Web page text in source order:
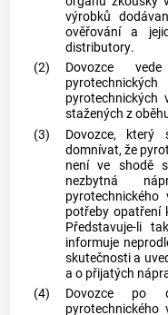
výrobků
ověřování a
distributory.
(2)
Dovozcevede
pyrotechnických
stažených z
(3)
Dovozce, který
domnívat, že
není ve shodě
nezbytná
pyrotechnického
potřeby opatření
Představuje-li
informuje
skutečnosti a
a o přijatých
(4)
Dovozcepo
pyrotechnického